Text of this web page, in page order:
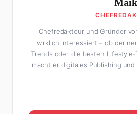
Chefredakteur und Gründer
wirklich interessiert – ob der
Trends oder die besten
macht er digitales Publishing
Weg dahin war alles andere als
stand er in der Gastronomie
Hälfte hat er sich tief in die